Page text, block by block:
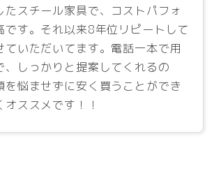
たスチール家具で、コストパフォ
です。それ以来8年位リピートして
ていただいてます。電話一本で用
、しっかりと提案してくれるの
を悩ませずに安く買うことができ
ススメです！！